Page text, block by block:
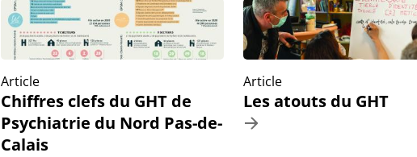
Article
Chiffres clefs du GHT de
Psychiatrie du Nord Pas-de-
Calais
Article
Les atouts du GHT